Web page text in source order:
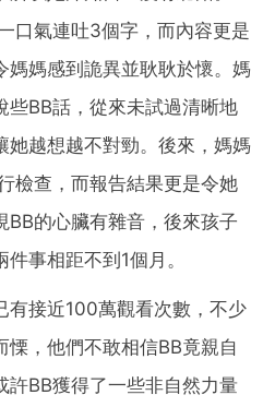
口氣連吐3個字，而內容更是
媽媽感到詭異並耿耿於懷。媽
些BB話，從來未試過清晰地
她越想越不對勁。後來，媽媽
檢查，而報告結果更是令她
BB的心臟有雜音，後來孩子
事相距不到1個月。
有接近100萬觀看次數，不少
慄，他們不敢相信BB竟親自
許BB獲得了一些非自然力量